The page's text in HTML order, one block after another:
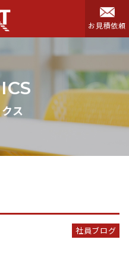
お見積依頼
ス
社員ブログ